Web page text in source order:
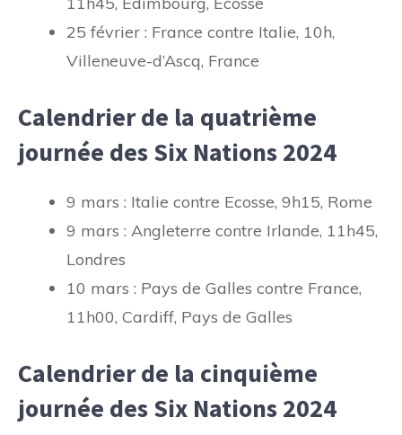
25 février : France contre Italie, 10h,
Villeneuve-d’Ascq, France
Calendrier de la quatrième
journée des Six Nations 2024
9 mars : Italie contre Ecosse, 9h15, Rome
9 mars : Angleterre contre Irlande, 11h45,
Londres
10 mars : Pays de Galles contre France,
11h00, Cardiff, Pays de Galles
Calendrier de la cinquième
journée des Six Nations 2024